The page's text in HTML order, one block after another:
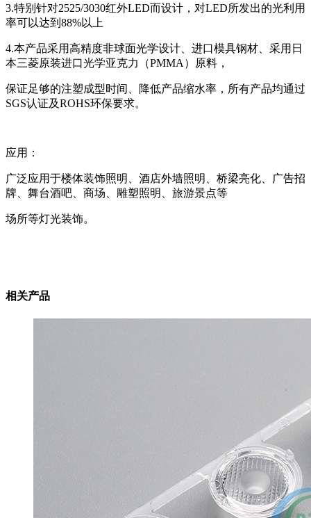
3.特别针对2525/3030红外LED而设计，对LED所发出的光利用
率可以达到88%以上
4.本产品采用高精度非球面光学设计、进口模具钢材、采用日
本三菱原装进口光学亚克力（PMMA）原料，
保证足够的注塑成型时间、降低产品缩水率，所有产品均通过
SGS认证及ROHS环保要求。
应用：
广泛应用于楼体装饰照明、酒店外墙照明、桥梁亮化、广告招
牌、舞台酒吧、商场、雕塑照明、旅游景点等
场所等灯光装饰。
相关产品